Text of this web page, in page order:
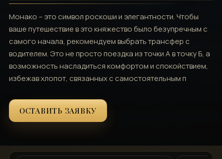
Монако – это символ роскоши и элегантности. Чтобы
ваше путешествие в это княжество было безупречным с
самого начала, рекомендуем выбрать трансфер с
водителем. Это не просто поездка из точки А в точку Б, а
возможность насладиться комфортом и спокойствием,
избежав хлопот, связанных с самостоятельным п
ОСТАВИТЬ ЗАЯВКУ